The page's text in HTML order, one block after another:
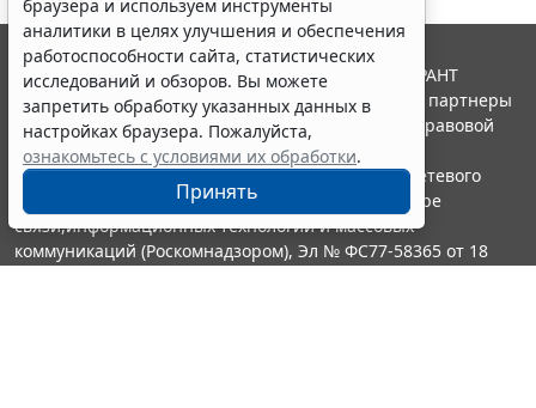
браузера и используем инструменты
аналитики в целях улучшения и обеспечения
работоспособности сайта, статистических
исследований и обзоров. Вы можете
запретить обработку указанных данных в
настройках браузера. Пожалуйста,
ознакомьтесь с условиями их обработки.
Принять
© ООО "НПП "ГАРАНТ-СЕРВИС", 2026. Система ГАРАНТ
выпускается с 1990 года. Компания "Гарант" и ее партнеры
являются участниками Российской ассоциации правовой
информации ГАРАНТ.
Портал ГАРАНТ.РУ зарегистрирован в качестве сетевого
издания Федеральной службой по надзору в сфере
связи,информационных технологий и массовых
коммуникаций (Роскомнадзором), Эл № ФС77-58365 от 18